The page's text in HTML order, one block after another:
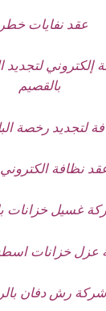
عقد نفايات
إلكتروني لتجديد
بالقصيم
لتجديد رخصة
نظافة
غسيل خزانات
عزل خزانات
شركة رش دفان